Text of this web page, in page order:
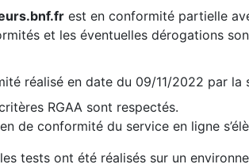
est en conformité partielle
et les éventuelles dérogations
réalisé en date du 09/11/2022 par
RGAA sont respectés.
de conformité du service en ligne
tests ont été réalisés sur un